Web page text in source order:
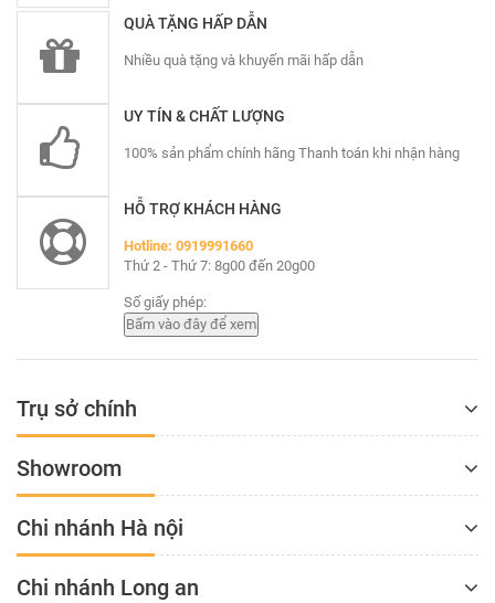
Do độ phổ biến ngày càng cao mà nhiều sản
phẩm nhái cửa Mitadoor OT70 đang xuất hiện
tràn lan với nhiều mức giá gây hoang mang cho
người tiêu dùng.
Mã Số
>>> Mời quý khách tham khảo thêm báo giá của
các mẫu cửa cuốn Mitadoor khác tại đây:
https://achaudoor.vn/cua-cuon-duc/mitadoor
QUÀ TẶNG HẤP DẪN
Nhiều quà tặng và khuyến mãi hấp dẫn
UY TÍN & CHẤT LƯỢNG
100% sản phẩm chính hãng Thanh toán khi nhận hàng
HỖ TRỢ KHÁCH HÀNG
Hotline: 0919991660
Thứ 2 - Thứ 7: 8g00 đến 20g00
Số giấy phép:
Trụ sở chính
Showroom
Chi nhánh Hà nội
Chi nhánh Long an